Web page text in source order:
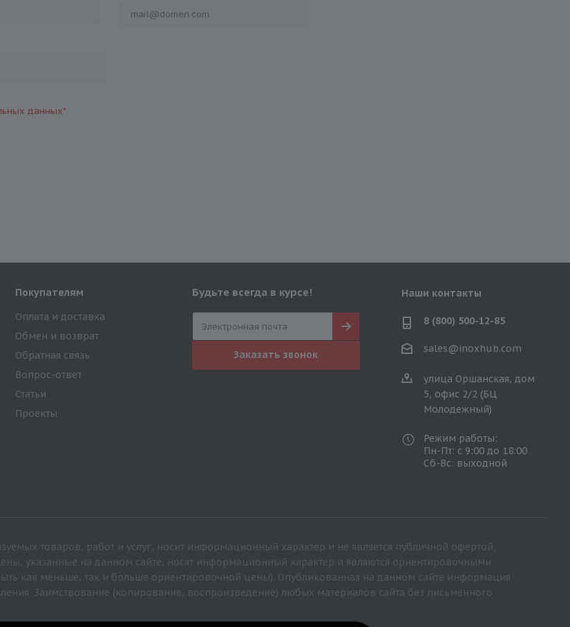
данных*
Покупателям
Оплата и доставка
Обмен и возврат
Обратная связь
Вопрос-ответ
Статьи
Проекты
Будьте всегда в курсе!
Заказать звонок
Наши контакты
8 (800) 500-12-85
sales@inoxhub.com
улица Оршанская, дом
5, офис 2/2 (БЦ
Молодежный)
Режим работы:
Пн-Пт: с 9:00 до 18:00
Сб-Вс: выходной
товаров, работ и услуг, носит информационный характер и не является публичной офертой,
указанные на данном сайте, носят информационный характер и являются ориентировочными
как меньше, так и больше ориентировочной цены). Опубликованная на данном сайте информация
Заимствование (копирование, воспроизведение) любых материалов сайта без письменного